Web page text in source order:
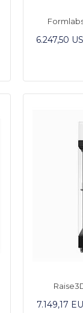
6.247,50
7.149,17